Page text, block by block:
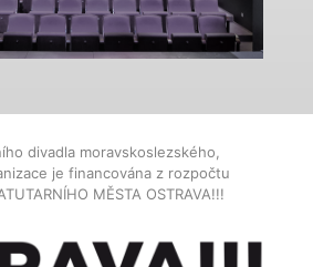
divadla moravskoslezského,
je financována z rozpočtu
MĚSTA OSTRAVA!!!